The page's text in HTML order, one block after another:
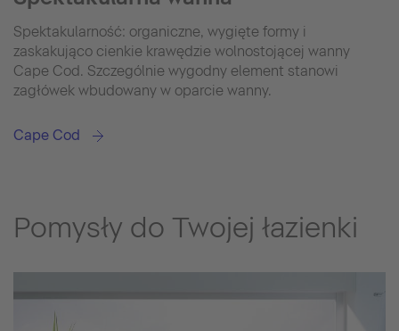
Spektakularność: organiczne, wygięte formy i
zaskakująco cienkie krawędzie wolnostojącej wanny
Cape Cod. Szczególnie wygodny element stanowi
zagłówek wbudowany w oparcie wanny.
Cape Cod
Pomysły do Twojej łazienki